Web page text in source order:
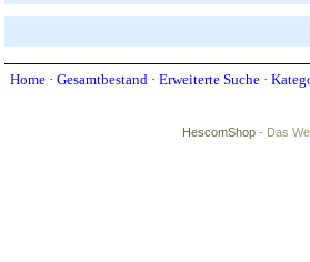
Home· Gesamtbestand· Erweiterte Suche·
HescomShop - Das